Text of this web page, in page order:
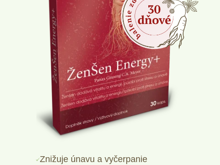
Znižuje únavu a vyčerpanie